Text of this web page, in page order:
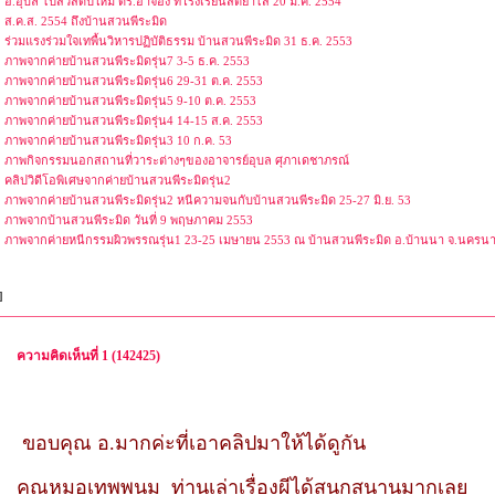
ส.ค.ส. 2554 ถึงบ้านสวนพีระมิด
ร่วมแรงร่วมใจเทพื้นวิหารปฏิบัติธรรม บ้านสวนพีระมิด 31 ธ.ค. 2553
ภาพจากค่ายบ้านสวนพีระมิดรุ่น7 3-5 ธ.ค. 2553
ภาพจากค่ายบ้านสวนพีระมิดรุ่น6 29-31 ต.ค. 2553
ภาพจากค่ายบ้านสวนพีระมิดรุ่น5 9-10 ต.ค. 2553
ภาพจากค่ายบ้านสวนพีระมิดรุ่น4 14-15 ส.ค. 2553
ภาพจากค่ายบ้านสวนพีระมิดรุ่น3 10 ก.ค. 53
ภาพกิจกรรมนอกสถานที่วาระต่างๆของอาจารย์อุบล ศุภาเดชาภรณ์
คลิปวิดีโอพิเศษจากค่ายบ้านสวนพีระมิดรุ่น2
ภาพจากค่ายบ้านสวนพีระมิดรุ่น2 หนีความจนกับบ้านสวนพีระมิด 25-27 มิ.ย. 53
ภาพจากบ้านสวนพีระมิด วันที่ 9 พฤษภาคม 2553
ภาพจากค่ายหนีกรรมผิวพรรณรุ่น1 23-25 เมษายน 2553 ณ บ้านสวนพีระมิด อ.บ้านนา จ.นครน
ความคิดเห็นที่ 1 (142425)
ขอบคุณ อ.มากค่ะที่เอาคลิปมาให้ได้ดูกัน
คุณหมอเทพพนม ท่านเล่าเรื่องผีได้สนุกสนานมากเลย